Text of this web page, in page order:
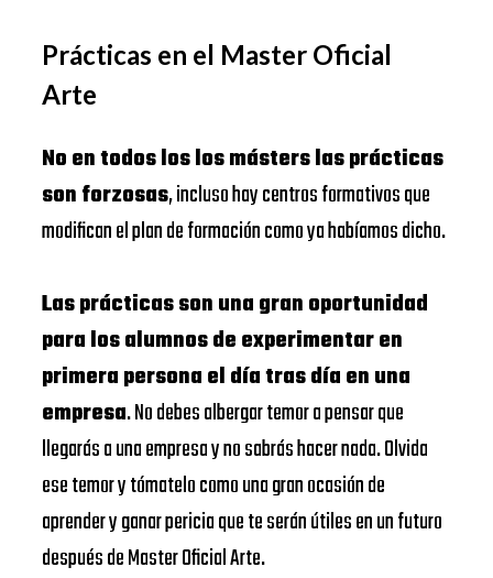
Prácticas en el Master Oficial
Arte
No en todos los los másters las prácticas
son forzosas, incluso hay centros formativos que
modifican el plan de formación como ya habíamos dicho.
Las prácticas son una gran oportunidad
para los alumnos de experimentar en
primera persona el día tras día en una
empresa. No debes albergar temor a pensar que
llegarás a una empresa y no sabrás hacer nada. Olvida
ese temor y tómatelo como una gran ocasión de
aprender y ganar pericia que te serán útiles en un futuro
después de Master Oficial Arte.